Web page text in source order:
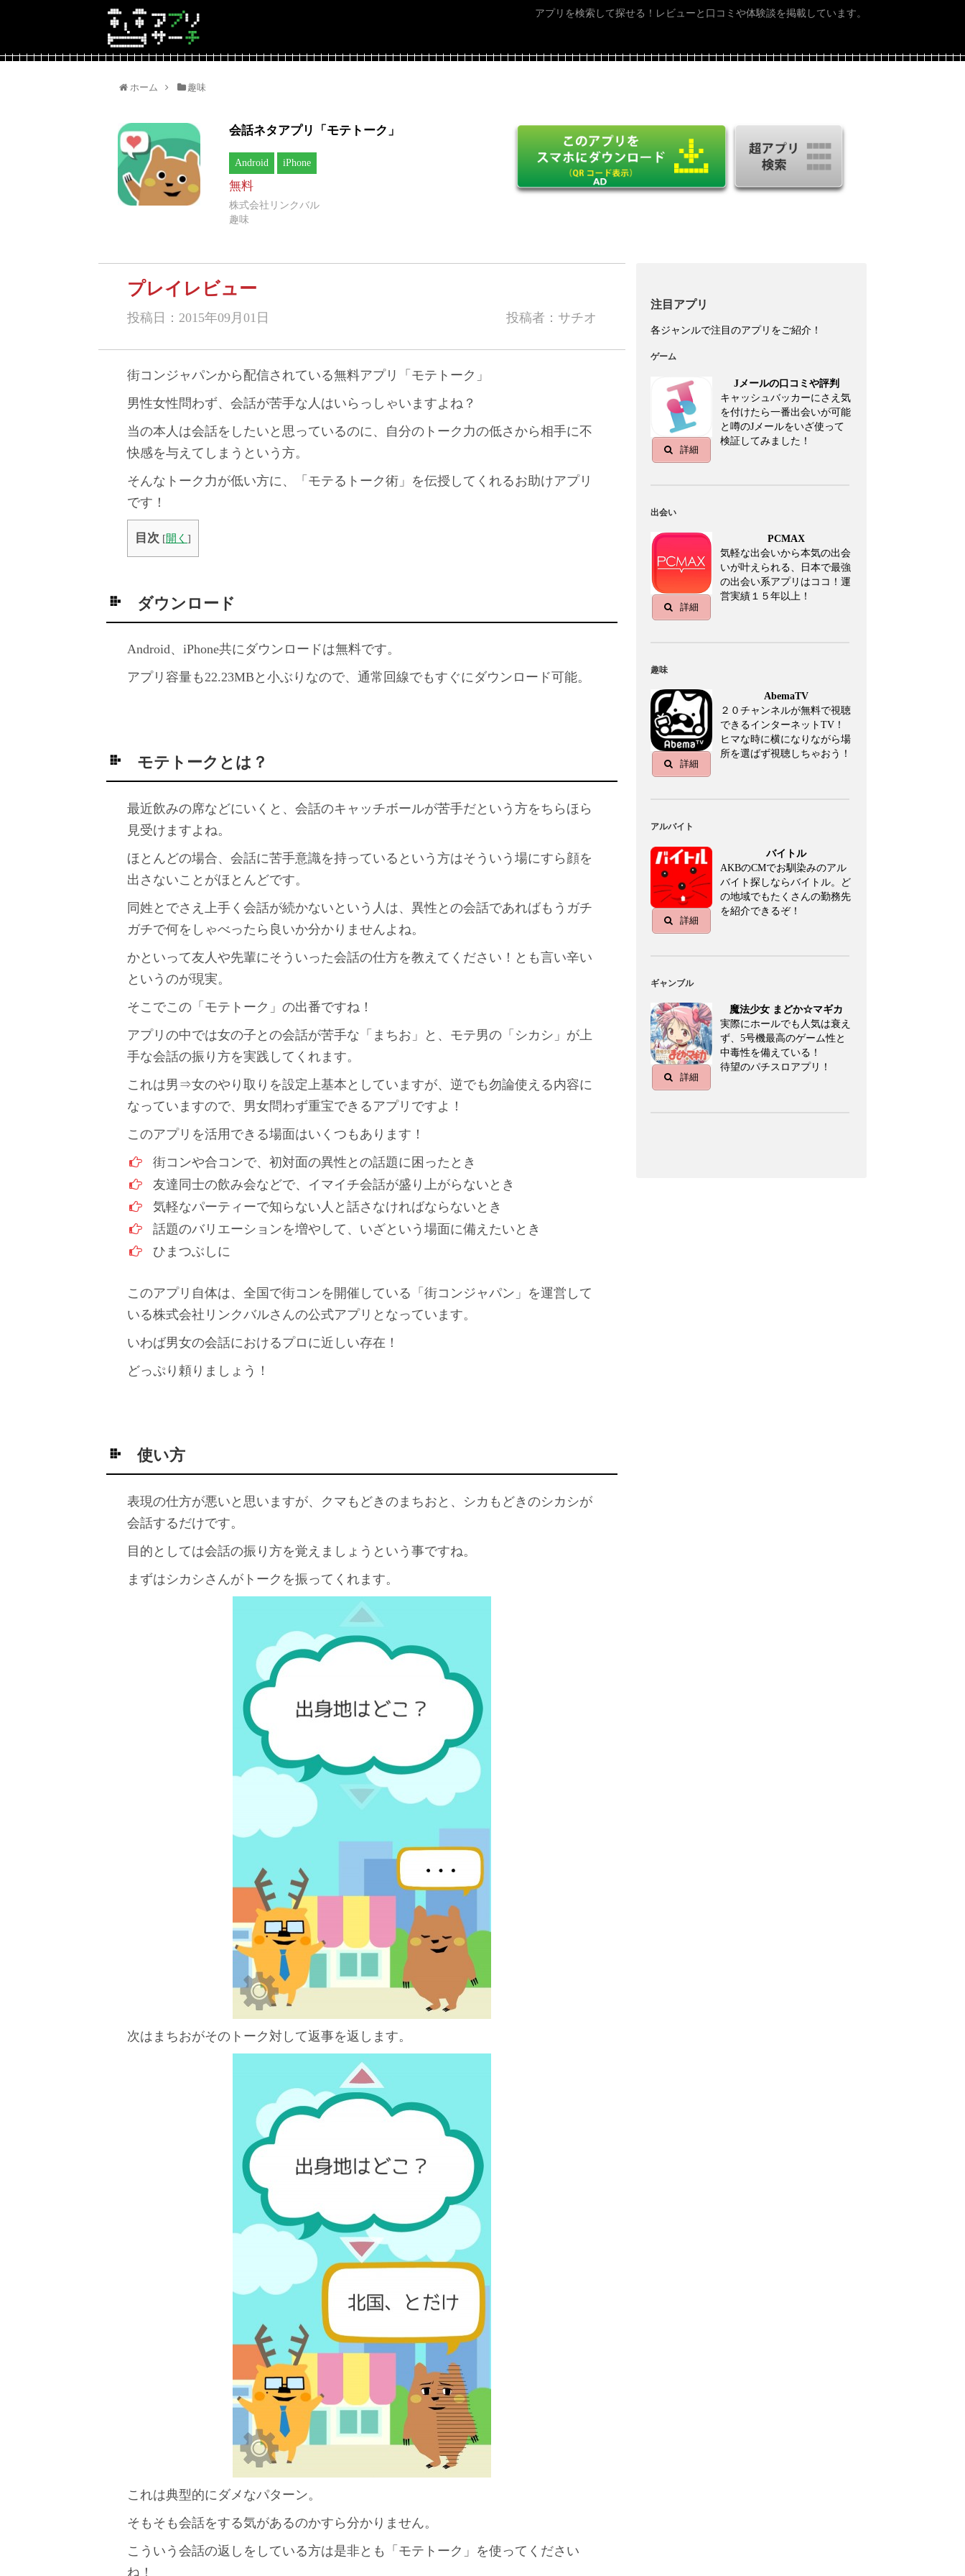
アプリを検索して探せる！レビューと口コミや体験談を掲載しています。
ホーム 趣味
会話ネタアプリ「モテトーク」
Android iPhone
無料
株式会社リンクバル
趣味
プレイレビュー
投稿日：2015年09月01日 投稿者：サチオ
街コンジャパンから配信されている無料アプリ「モテトーク」
男性女性問わず、会話が苦手な人はいらっしゃいますよね？
当の本人は会話をしたいと思っているのに、自分のトーク力の低さから相手に不
快感を与えてしまうという方。
そんなトーク力が低い方に、「モテるトーク術」を伝授してくれるお助けアプリ
です！
目次 [開く ]
ダウンロード
Android、iPhone共にダウンロードは無料です。
アプリ容量も22.23MBと小ぶりなので、通常回線でもすぐにダウンロード可能。
モテトークとは？
最近飲みの席などにいくと、会話のキャッチボールが苦手だという方をちらほら
見受けますよね。
ほとんどの場合、会話に苦手意識を持っているという方はそういう場にすら顔を
出さないことがほとんどです。
同姓とでさえ上手く会話が続かないという人は、異性との会話であればもうガチ
ガチで何をしゃべったら良いか分かりませんよね。
かといって友人や先輩にそういった会話の仕方を教えてください！とも言い辛い
というのが現実。
そこでこの「モテトーク」の出番ですね！
アプリの中では女の子との会話が苦手な「まちお」と、モテ男の「シカシ」が上
手な会話の振り方を実践してくれます。
これは男⇒女のやり取りを設定上基本としていますが、逆でも勿論使える内容に
なっていますので、男女問わず重宝できるアプリですよ！
このアプリを活用できる場面はいくつもあります！
街コンや合コンで、初対面の異性との話題に困ったとき
友達同士の飲み会などで、イマイチ会話が盛り上がらないとき
気軽なパーティーで知らない人と話さなければならないとき
話題のバリエーションを増やして、いざという場面に備えたいとき
ひまつぶしに
このアプリ自体は、全国で街コンを開催している「街コンジャパン」を運営して
いる株式会社リンクバルさんの公式アプリとなっています。
いわば男女の会話におけるプロに近しい存在！
どっぷり頼りましょう！
使い方
表現の仕方が悪いと思いますが、クマもどきのまちおと、シカもどきのシカシが
会話するだけです。
目的としては会話の振り方を覚えましょうという事ですね。
まずはシカシさんがトークを振ってくれます。
次はまちおがそのトーク対して返事を返します。
これは典型的にダメなパターン。
そもそも会話をする気があるのかすら分かりません。
こういう会話の返しをしている方は是非とも「モテトーク」を使ってください
ね！
注目アプリ
各ジャンルで注目のアプリをご紹介！
ゲーム
詳細
Jメールの口コミや評判
キャッシュバッカーにさえ気
を付けたら一番出会いが可能
と噂のJメールをいざ使って
検証してみました！
出会い
詳細
PCMAX
気軽な出会いから本気の出会
いが叶えられる、日本で最強
の出会い系アプリはココ！運
営実績１５年以上！
趣味
詳細
AbemaTV
２０チャンネルが無料で視聴
できるインターネットTV！
ヒマな時に横になりながら場
所を選ばず視聴しちゃおう！
アルバイト
詳細
バイトル
AKBのCMでお馴染みのアル
バイト探しならバイトル。ど
の地域でもたくさんの勤務先
を紹介できるぞ！
ギャンブル
詳細
魔法少女 まどか☆マギカ
実際にホールでも人気は衰え
ず、5号機最高のゲーム性と
中毒性を備えている！
待望のパチスロアプリ！